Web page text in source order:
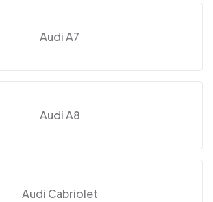
Audi A7
Audi A8
Audi Cabriolet